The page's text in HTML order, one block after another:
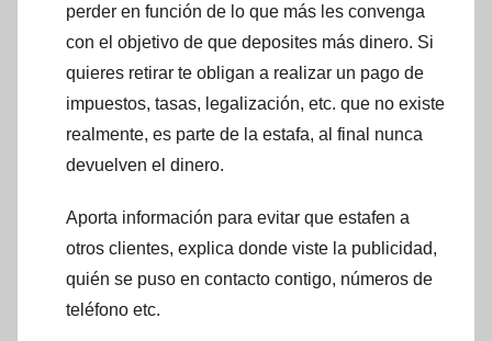
perder en función de lo que más les convenga
con el objetivo de que deposites más dinero. Si
quieres retirar te obligan a realizar un pago de
impuestos, tasas, legalización, etc. que no existe
realmente, es parte de la estafa, al final nunca
devuelven el dinero.
Aporta información para evitar que estafen a
otros clientes, explica donde viste la publicidad,
quién se puso en contacto contigo, números de
teléfono etc.